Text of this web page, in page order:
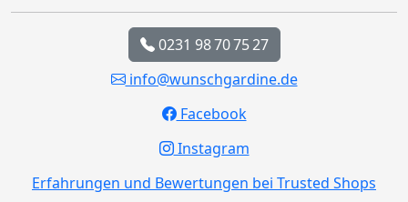
0231 98 70 75 27
info@wunschgardine.de
Facebook
Instagram
Erfahrungen und Bewertungen bei Trusted Shops